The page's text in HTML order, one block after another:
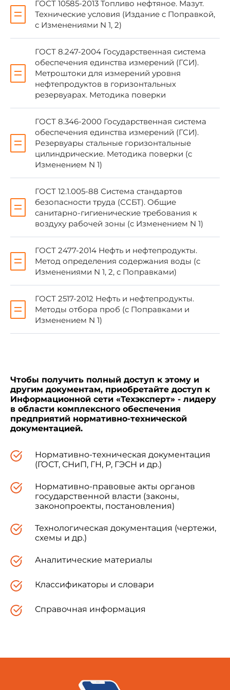
5 ПЕРЕИЗДАНИЕ. Март 2019 г.
Правила применения настоящего
стандарта установлены встатье 26
Федерации". Информация об изменениях к
настоящему стандарту публикуется в
ежегодном (по состоянию на 1 января
текущего года) информационном указателе
"Национальные стандарты", а официальный
текст изменений и поправок - в ежемесячном
информационном указателе "Национальные
стандарты". В случае пересмотра (замены)
или отмены настоящего стандарта
соответствующее уведомление будет
опубликовано в ближайшем выпуске
ежемесячного информационного указателя
"Национальные стандарты".
Соответствующая информация,
уведомление и тексты размещаются также
Федерального агентства по техническому
регулированию и метрологии в сети
Интернет (www.gost.ru)
1 Область применения
Настоящий стандарт устанавливает
горизонтальных цилиндрических резервуарах
(далее - меры вместимости), номинальной
методом статических измерений.
2 Нормативные ссылки
нормативные ссылки на следующие стандарты:
ГОСТ 10585-2013 Топливо нефтяное. Мазут.
Технические условия (Издание с Поправкой,
с Изменениями N 1, 2)
ГОСТ 8.247-2004 Государственная система
обеспечения единства измерений (ГСИ).
Метроштоки для измерений уровня
нефтепродуктов в горизонтальных
резервуарах. Методика поверки
ГОСТ 8.346-2000 Государственная система
обеспечения единства измерений (ГСИ).
Резервуары стальные горизонтальные
цилиндрические. Методика поверки (с
Изменением N 1)
ГОСТ 12.1.005-88 Система стандартов
безопасности труда (ССБТ). Общие
санитарно-гигиенические требования к
воздуху рабочей зоны (с Изменением N 1)
ГОСТ 2477-2014 Нефть и нефтепродукты.
Метод определения содержания воды (с
Изменениями N 1, 2, с Поправками)
ГОСТ 2517-2012 Нефть и нефтепродукты.
Методы отбора проб (с Поправками и
Изменением N 1)
Чтобы получить полный доступ к этому и
другим документам, приобретайте доступ к
Информационной сети «Техэксперт» - лидеру
в области комплексного обеспечения
предприятий нормативно-технической
документацией.
Нормативно-техническая документация
(ГОСТ, СНиП, ГН, Р, ГЭСН и др.)
Нормативно-правовые акты органов
государственной власти (законы,
законопроекты, постановления)
Технологическая документация (чертежи,
схемы и др.)
Аналитические материалы
Классификаторы и словари
Справочная информация